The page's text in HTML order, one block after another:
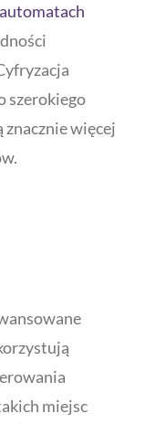
szerokiego
więcej
miejsc